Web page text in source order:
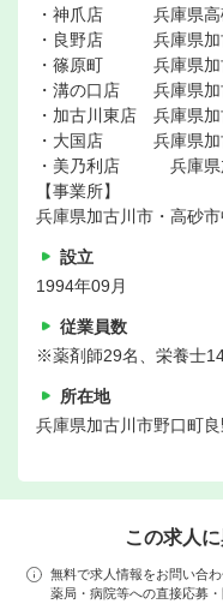
・神爪店 兵庫県高
・良野店 兵庫県加
・篠原町 兵庫県加古
・溝の口店 兵庫県加
・加古川東店 兵庫県
・大国店 兵庫県加
・美乃利店 兵庫県加
【事業所】
兵庫県加古川市・高砂
設立
1994年09月
従業員数
※薬剤師29名、栄養士
所在地
兵庫県加古川市野口町
この求人
無料で求人情報をお問い合わ
薬局・病院等への直接応募